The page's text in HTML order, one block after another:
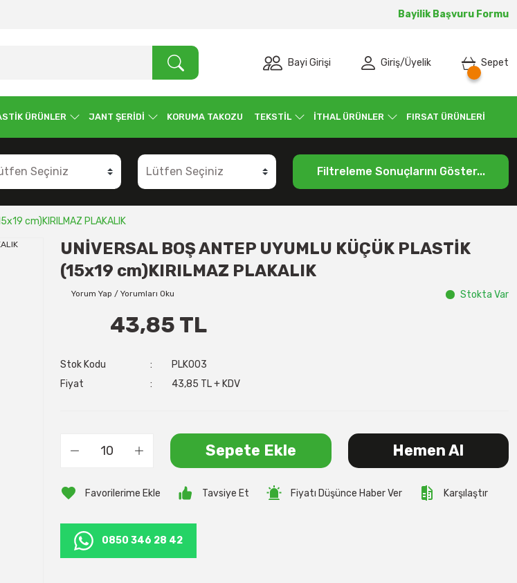
Bayilik Başvuru Formu
Bayi Girişi Giriş/Üyelik Sepet
ÜRÜNLER JANT ŞERİDİ KORUMA TAKOZU TEKSTİL İTHAL ÜRÜNLER FIRSAT ÜRÜNLERİ
Filtreleme Sonuçlarını Göster...
cm)KIRILMAZ PLAKALIK
UNİVERSAL BOŞ ANTEP UYUMLU KÜÇÜK PLASTİK
(15x19 cm)KIRILMAZ PLAKALIK
Yorum Yap / Yorumları Oku Stokta Var
43,85 TL
Stok Kodu
PLK003
Fiyat
43,85 TL + KDV
Sepete Ekle Hemen Al
Tavsiye Et Fiyatı Düşünce Haber Ver Karşılaştır
0850 346 28 42